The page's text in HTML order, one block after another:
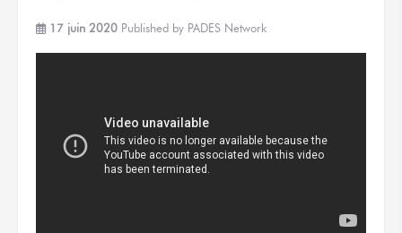
17 juin 2020 Published by PADES Network